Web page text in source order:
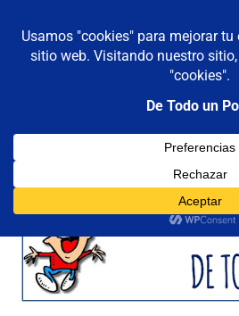
contenido
De todo un poco
Reflexiones,
Viajes